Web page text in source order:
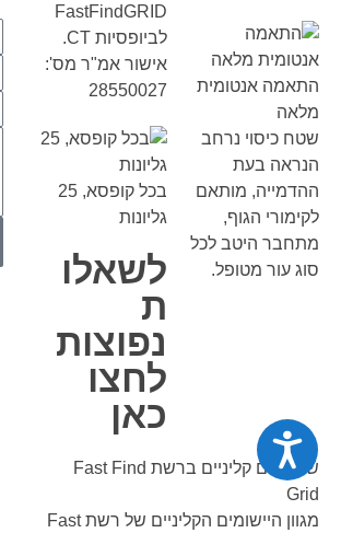
נגישות
התאמה אנטומית
מלאה
שטח כיסוי נרחב
הנראה בעת
ההדמייה, מותאם
לקימורי הגוף,
מתחבר היטב לכל
סוג עור מטופל.
FastFindGRID
לביופסיות CT.
אישור אמ"ר מס':
28550027
בכל קופסא, 25
גליונות
לשאלו
ת
נפוצות
לחצו
כאן
שימושים קליניים ברשת Fast Find
Grid
מגוון היישומים הקליניים של רשת Fast